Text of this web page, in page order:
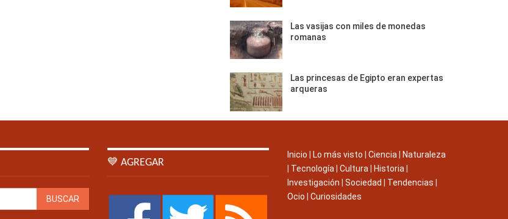
Las vasijas con miles de monedas
romanas
Las princesas de Egipto eran expertas
arqueras
💙 AGREGAR
Inicio Lo más visto Ciencia
Naturaleza
Tecnología Cultura Historia
Investigación
Sociedad Tendencias
Ocio
Curiosidades